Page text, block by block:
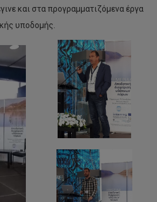
και στα προγραμματιζόμενα έργα
υποδομής.